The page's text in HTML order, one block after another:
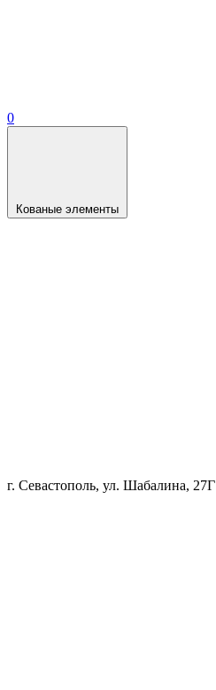
0
Кованые элементы
г. Севастополь, ул. Шабалина, 27Г